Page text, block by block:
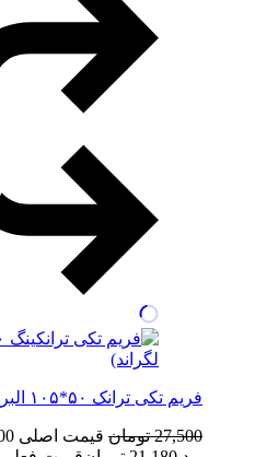
فریم تکی ترانک ۵۰*۱۰۵ البرز (طرح لگراند)
27,500 تومان